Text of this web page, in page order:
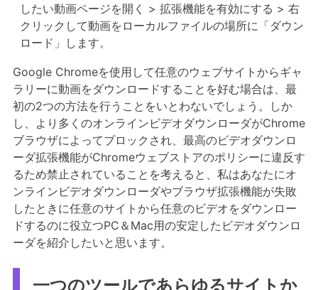
したい動画ページを開く > 拡張機能を有効にする > 右
クリックして動画をローカルファイルの場所に「ダウン
ロード」します。
Google Chromeを使用して任意のウェブサイトからギャ
ラリーに動画をダウンロードすることを好む場合は、最
初の2つの方法を行うことをいとわないでしょう。しか
し、より多くのオンラインビデオダウンローダがChrome
ブラウザによってブロックされ、最高のビデオダウンロ
ーダ拡張機能がChromeウェブストアのポリシーに違反す
るため禁止されていることを考えると、私はあなたにオ
ンラインビデオダウンローダやブラウザ拡張機能が失敗
したときに任意のサイトから任意のビデオをダウンロー
ドするのに役立つPC＆Mac用の安定したビデオダウンロ
ーダを紹介したいと思います。
一つのツールであらゆるサイトか